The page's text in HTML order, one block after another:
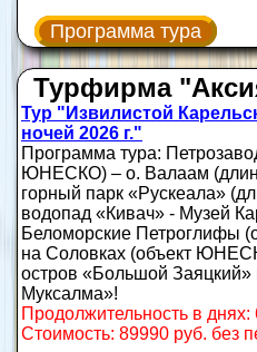
Программа тура
Турфирма
Тур "Извилистой
ночей 2026 г."
Программа тура:
ЮНЕСКО) – о. Валаам
горный парк «Рускеала»
водопад «Кивач» - Музей
Беломорские Петроглифы
на Соловках (объект
остров «Большой
Муксалма»!
Продолжительность в днях:
Стоимость: 89990 руб. без